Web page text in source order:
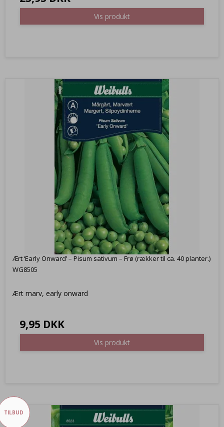
Vis produkt
Ært ‘Early Onward’ – Pisum sativum – Frø (rækker til ca. 40 planter.)
WG8505
Ært marv, early onward
9,95 DKK
Vis produkt
TILBUD